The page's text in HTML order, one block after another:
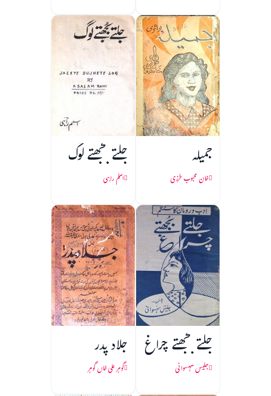
جمیلہ
خان محبوب طرزی
جلتے بجھتے لوگ
اسلم راہی
جلتے بجھتے چراغ
جلیس سہسوانی
جلاد پدر
گوہر علی خاں گوہر